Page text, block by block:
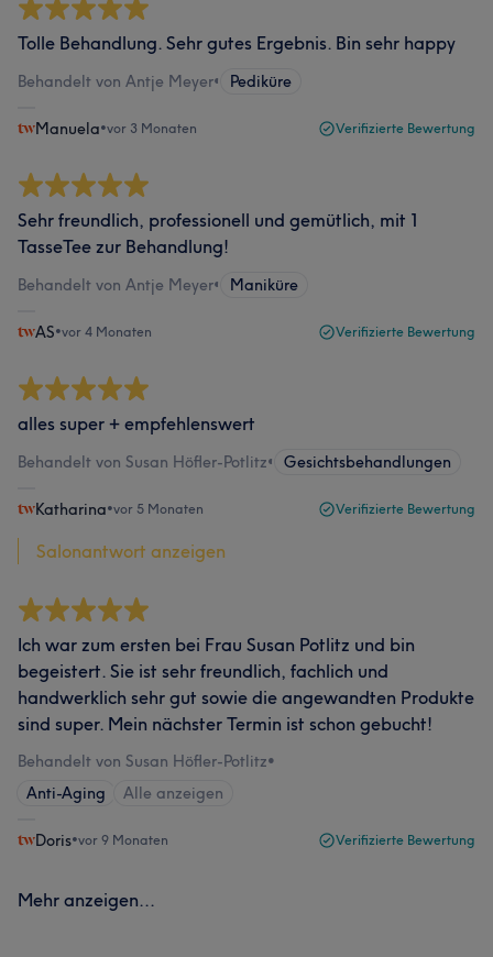
Tolle Behandlung. Sehr gutes Ergebnis. Bin sehr happy
Behandelt von Antje Meyer• Pediküre
Manuela•vor 3 Monaten Verifizierte Bewertung
Sehr freundlich, professionell und gemütlich, mit 1
TasseTee zur Behandlung!
Behandelt von Antje Meyer• Maniküre
AS•vor 4 Monaten Verifizierte Bewertung
alles super + empfehlenswert
Behandelt von Susan Höfler-Potlitz• Gesichtsbehandlungen
Katharina•vor 5 Monaten Verifizierte Bewertung
Salonantwort anzeigen
Ich war zum ersten bei Frau Susan Potlitz und bin
begeistert. Sie ist sehr freundlich, fachlich und
handwerklich sehr gut sowie die angewandten Produkte
sind super. Mein nächster Termin ist schon gebucht!
Behandelt von Susan Höfler-Potlitz•
Anti-Aging
Alle anzeigen
Doris•vor 9 Monaten Verifizierte Bewertung
Mehr anzeigen...